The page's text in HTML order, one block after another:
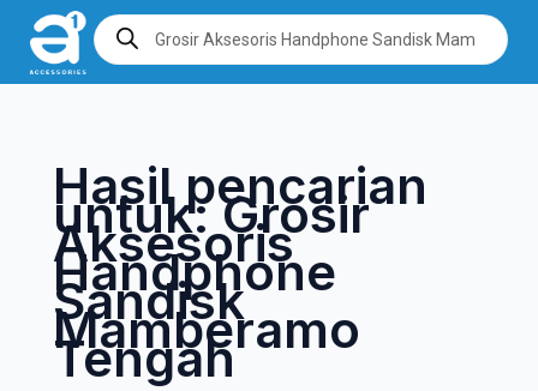
Lewati
konten
Products
search
Hasil pencarian
untuk:Grosir
Aksesoris
Handphone
Sandisk
Mamberamo
Tengah
Cari
untuk: